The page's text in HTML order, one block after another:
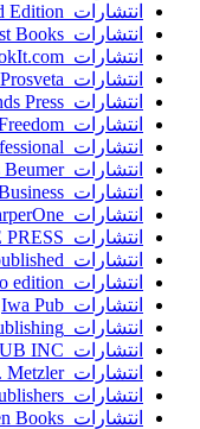
انتشارات CRC Press; 2nd Edition
انتشارات E-Kitap Projesi & Cheapest Books
انتشارات eBookIt.com
انتشارات Editions Prosveta
انتشارات Fair Winds Press
انتشارات Freedom
انتشارات Gulf Professional
انتشارات Hans Beumer
انتشارات HarperBusiness
انتشارات HarperOne
انتشارات IDEA BITE PRESS
انتشارات Independently published
انتشارات ITGP; Two edition
انتشارات Iwa Pub
انتشارات IWA Publishing
انتشارات J ROSS PUB INC
انتشارات J.B. Metzler
انتشارات JP Medical Publishers
انتشارات Katherine Tegen Books